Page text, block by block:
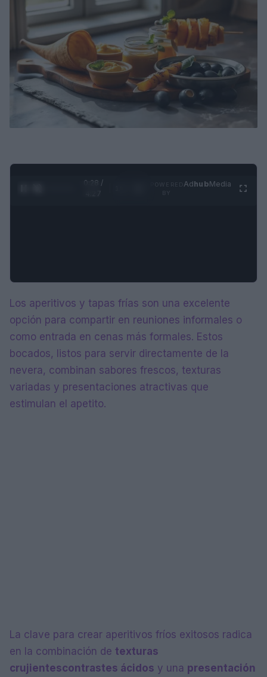
0:29 /
AdhubMedia
Los aperitivos y tapas frías son una excelente
opción para compartir en reuniones informales o
como entrada en cenas más formales. Estos
bocados, listos para servir directamente de la
nevera, combinan sabores frescos, texturas
variadas y presentaciones atractivas que
estimulan el apetito.
La clave para crear aperitivos fríos exitosos radica
en la combinación de texturas
crujientescontrastes ácidos y una presentación